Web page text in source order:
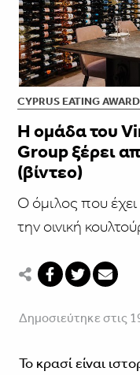
CYPRUS EATING
Η ομάδα του
Group ξέρει
(βίντεο)
Ο όμιλος που
την οινική
Δημοσιεύτηκε στις
Το κρασί είναι